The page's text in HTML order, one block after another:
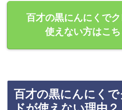
百才の黒にんにくで
使えない方はこ
百才の黒にんにく